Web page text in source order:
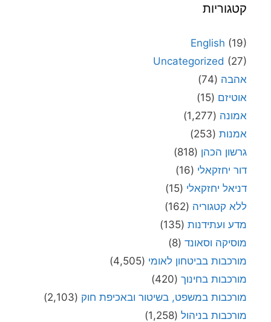
קטגוריות
English (19)
Uncategorized (27)
אהבה (74)
אוטיזם (15)
אמונה (1,277)
אמנות (253)
גרשון הכהן (818)
דור יחזקאלי (16)
דניאל יחזקאלי (15)
ללא קטגוריה (162)
מדע ועתידנות (135)
מוסיקה וסאונד (8)
מורכבות בביטחון לאומי (4,505)
מורכבות בחינוך (420)
מורכבות במשפט, בשיטור ובאכיפת חוק (2,103)
מורכבות בניהול (1,258)